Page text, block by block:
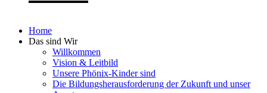
Home
Das sind Wir
Willkommen
Vision & Leitbild
Unsere Phönix-Kinder sind
Die Bildungsherausforderung der Zukunft und unser